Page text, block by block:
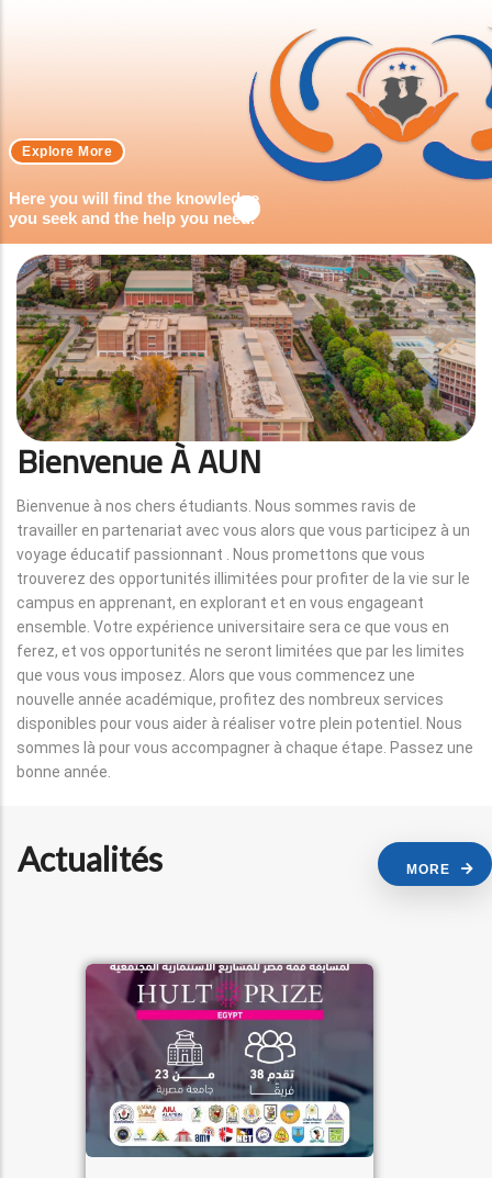
Here you will find the knowledge
you seek and the help you need.
Explore More
Bienvenue À AUN
Bienvenue à nos chers étudiants. Nous sommes ravis de
travailler en partenariat avec vous alors que vous participez à un
voyage éducatif passionnant . Nous promettons que vous
trouverez des opportunités illimitées pour profiter de la vie sur le
campus en apprenant, en explorant et en vous engageant
ensemble. Votre expérience universitaire sera ce que vous en
ferez, et vos opportunités ne seront limitées que par les limites
que vous vous imposez. Alors que vous commencez une
nouvelle année académique, profitez des nombreux services
disponibles pour vous aider à réaliser votre plein potentiel. Nous
sommes là pour vous accompagner à chaque étape. Passez une
bonne année.
Actualités MORE